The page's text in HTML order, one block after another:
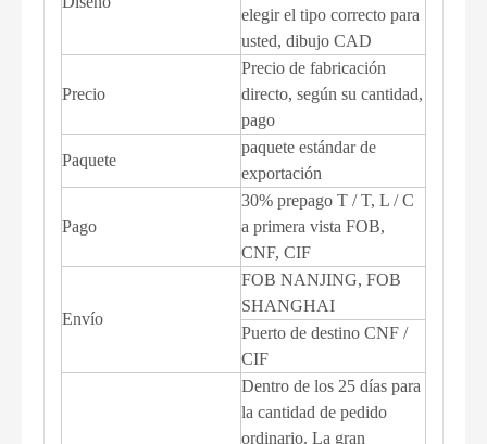
elegir el tipo correcto para
usted, dibujo CAD
Precio
Precio de fabricación
directo, según su cantidad,
pago
Paquete
paquete estándar de
exportación
Pago
30% prepago T / T, L / C
a primera vista FOB,
CNF, CIF
Envío
FOB NANJING, FOB
SHANGHAI
Puerto de destino CNF /
CIF
Dentro de los 25 días para
la cantidad de pedido
ordinario. La gran